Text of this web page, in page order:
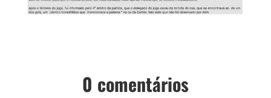
0 comentários